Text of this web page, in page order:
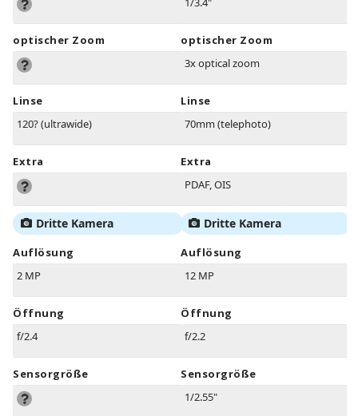
optischer Zoom
Linse
120? (ultrawide)
Extra
Dritte Kamera
Auflösung
2 MP
Öffnung
f/2.4
Sensorgröße
optischer Zoom
3x optical zoom
Linse
70mm (telephoto)
Extra
PDAF, OIS
Dritte Kamera
Auflösung
12 MP
Öffnung
f/2.2
Sensorgröße
1/2.55"